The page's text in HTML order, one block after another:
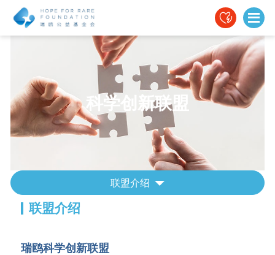
科学创新联盟
联盟介绍
联盟介绍
瑞鸥科学创新联盟